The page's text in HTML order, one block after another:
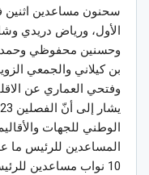
سحنون مساعدين اثنين
الأول، ورياض دريدي
وحسنين محفوظي وحمدي
بن كيلاني والجمعي
وفتحي العماري عن
الوطني للجهات
المساعدين للرئيس ما
10 نواب مساعدين